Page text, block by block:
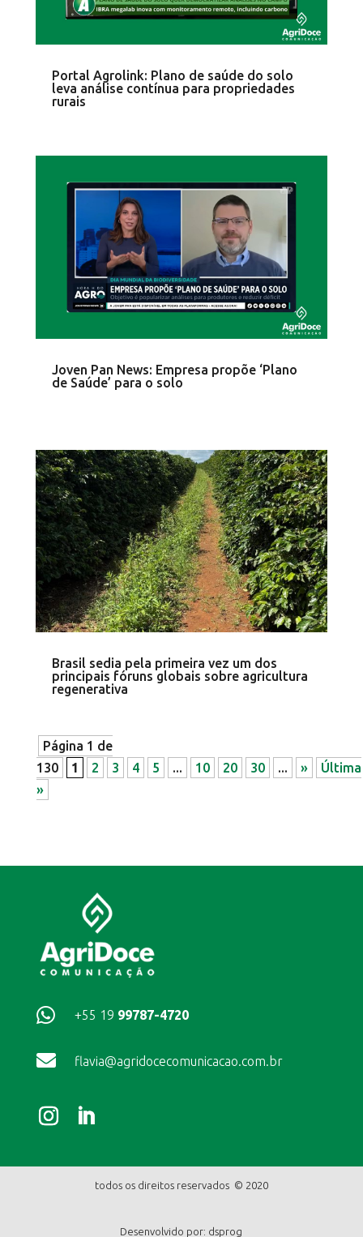
Portal Agrolink: Plano de saúde do solo
leva análise contínua para propriedades
rurais
Joven Pan News: Empresa propõe ‘Plano
de Saúde’ para o solo
Brasil sedia pela primeira vez um dos
principais fóruns globais sobre agricultura
regenerativa
Página 1 de
130
1 2 3 4 5 ... 10 20 30 ... »
Última
»
 +55 19 99787-4720
 flavia@agridocecomunicacao.com.br
todos os direitos reservados © 2020
Desenvolvido por: dsprog